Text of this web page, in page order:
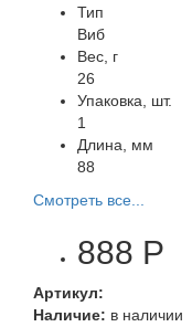
Тип
Виб
Вес, г
26
Упаковка, шт.
1
Длина, мм
88
Смотреть все...
888 Р
Артикул:
Наличие: в наличии